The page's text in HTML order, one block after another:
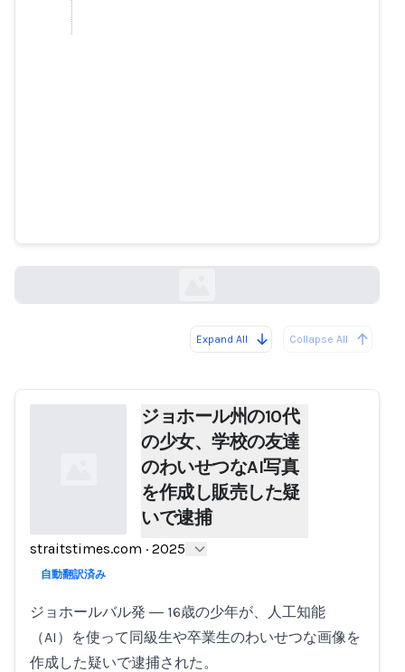
Expand All Collapse All
Loading...
ジョホール州の10代
の少女、学校の友達
のわいせつなAI写真
を作成し販売した疑
いで逮捕
straitstimes.com · 2025
自動翻訳済み
ジョホールバル発 ― 16歳の少年が、人工知能
（AI）を使って同級生や卒業生のわいせつな画像を
作成した疑いで逮捕された。